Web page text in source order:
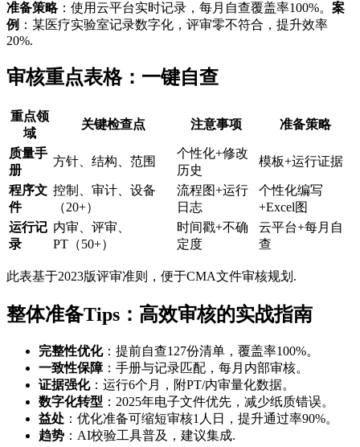
准备策略：使用云平台实时记录，每月自查覆盖率100%。 案
例 ：某医疗实验室记录数字化，评审零不符合，提升效率
20%.
审核重点表格：一键自查
重点领
域
关键检查点 注意事项 准备策略
质量手
册
方针、结构、范围
个性化+修改
历史
模板+运行证据
程序文
件
控制、审计、设备
（20+）
流程图+运行
日志
个性化编写
+Excel图
运行记
录
内审、评审、
PT（50+）
时间戳+不确
定度
云平台+每月自
查
此表基于2023版评审准则，便于CMA文件审核规划.
整体准备Tips：高效审核的实战指南
完整性优化：提前自查127份清单，覆盖率100%。
一致性保障：手册与记录匹配，每月内部审核。
证据强化：运行6个月，附PT/内审量化数据。
数字化转型 ：2025年电子文件优先，减少纸质错误。
益处 ：优化准备可缩短审核1人日，提升通过率90%。
趋势 ：AI校验工具普及，建议集成.